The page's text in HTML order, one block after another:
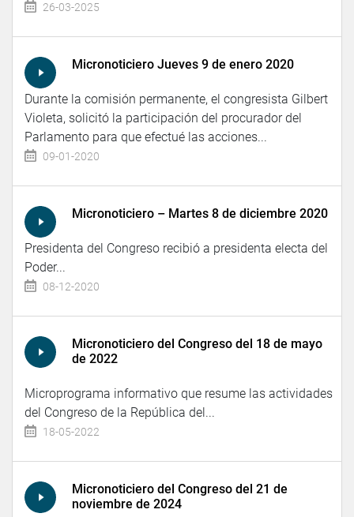
26-03-2025
Micronoticiero Jueves 9 de enero 2020
Durante la comisión permanente, el congresista Gilbert
Violeta, solicitó la participación del procurador del
Parlamento para que efectué las acciones...
09-01-2020
Micronoticiero – Martes 8 de diciembre 2020
Presidenta del Congreso recibió a presidenta electa del
Poder...
08-12-2020
Micronoticiero del Congreso del 18 de mayo
de 2022
Microprograma informativo que resume las actividades
del Congreso de la República del...
18-05-2022
Micronoticiero del Congreso del 21 de
noviembre de 2024